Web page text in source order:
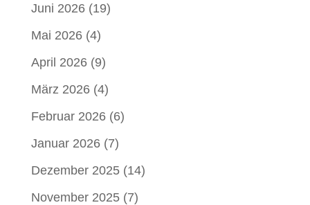
Juni 2026(19)
Mai 2026(4)
April 2026(9)
März 2026(4)
Februar 2026(6)
Januar 2026(7)
Dezember 2025(14)
November 2025(7)